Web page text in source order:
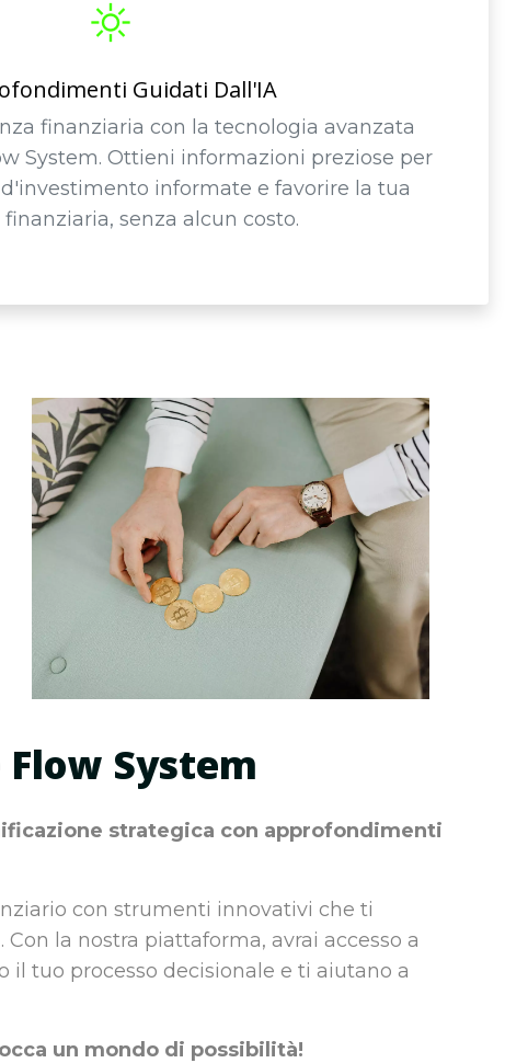
Guidati Dall'IA
finanziaria con la tecnologia avanzata
System. Ottieni informazioni preziose per
informate e favorire la tua
senza alcun costo.
System
strategica con approfondimenti
con strumenti innovativi che ti
la nostra piattaforma, avrai accesso a
tuo processo decisionale e ti aiutano a
un mondo di possibilità!